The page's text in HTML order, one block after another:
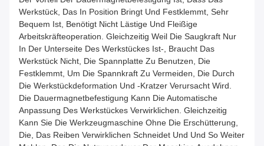
Werkstück, Das In Position Bringt Und Festklemmt, Sehr
Bequem Ist, Benötigt Nicht Lästige Und Fleißige
Arbeitskräfteoperation. Gleichzeitig Weil Die Saugkraft Nur
In Der Unterseite Des Werkstückes Ist-, Braucht Das
Werkstück Nicht, Die Spannplatte Zu Benutzen, Die
Festklemmt, Um Die Spannkraft Zu Vermeiden, Die Durch
Die Werkstückdeformation Und -kratzer Verursacht Wird.
Die Dauermagnetbefestigung Kann Die Automatische
Anpassung Des Werkstückes Verwirklichen. Gleichzeitig
Kann Sie Die Werkzeugmaschine Ohne Die Erschütterung,
Die, Das Reiben Verwirklichen Schneidet Und Und So Weiter